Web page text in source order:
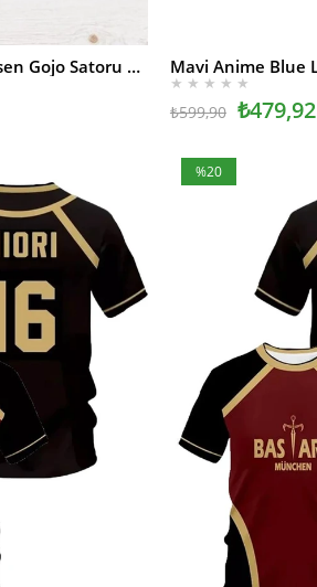
Siyah Anime Jujutsu Kaisen Gojo Satoru Unisex T-shirt SEPETE EKLE
★ ★ ★ ★ ★
₺479,92
₺599,90
%20